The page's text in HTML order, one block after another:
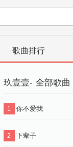
歌曲排行
玖壹壹- 全部歌曲
1 你不爱我
2 下辈子